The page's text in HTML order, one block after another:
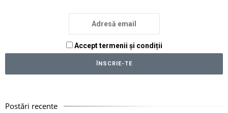
Accept termenii și condiții
Postări recente